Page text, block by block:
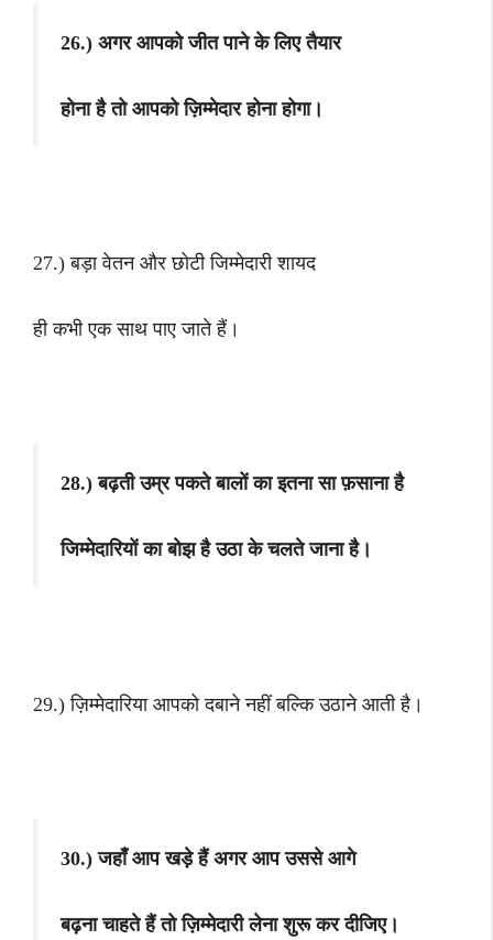
26.) अगर आपको जीत पाने के लिए तैयार
होना है तो आपको ज़िम्मेदार होना होगा।
27.) बड़ा वेतन और छोटी जिम्मेदारी शायद
ही कभी एक साथ पाए जाते हैं।
28.) बढ़ती उम्र पकते बालों का इतना सा फ़साना है
जिम्मेदारियों का बोझ है उठा के चलते जाना है।
29.) ज़िम्मेदारिया आपको दबाने नहीं बल्कि उठाने आती है।
30.) जहाँ आप खड़े हैं अगर आप उससे आगे
बढ़ना चाहते हैं तो ज़िम्मेदारी लेना शुरू कर दीजिए।